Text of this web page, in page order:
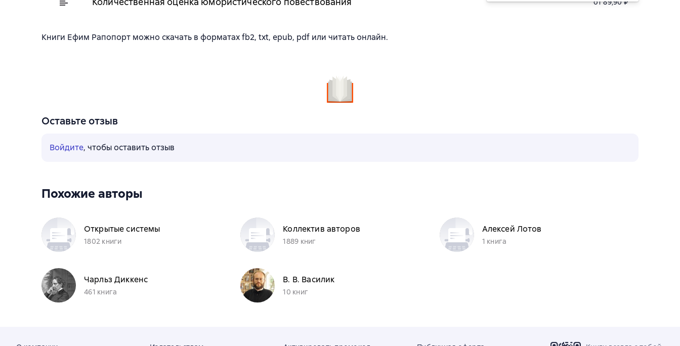
от 89,90 ₽
Книги Ефим Рапопорт можно скачать в форматах fb2, txt, epub, pdf или читать онлайн.
Оставьте отзыв
Войдите, чтобы оставить отзыв
Похожие авторы
Открытые системы
1802 книги
Коллектив авторов
1889 книг
Алексей Лотов
1 книга
Чарльз Диккенс
461 книга
В. В. Василик
10 книг